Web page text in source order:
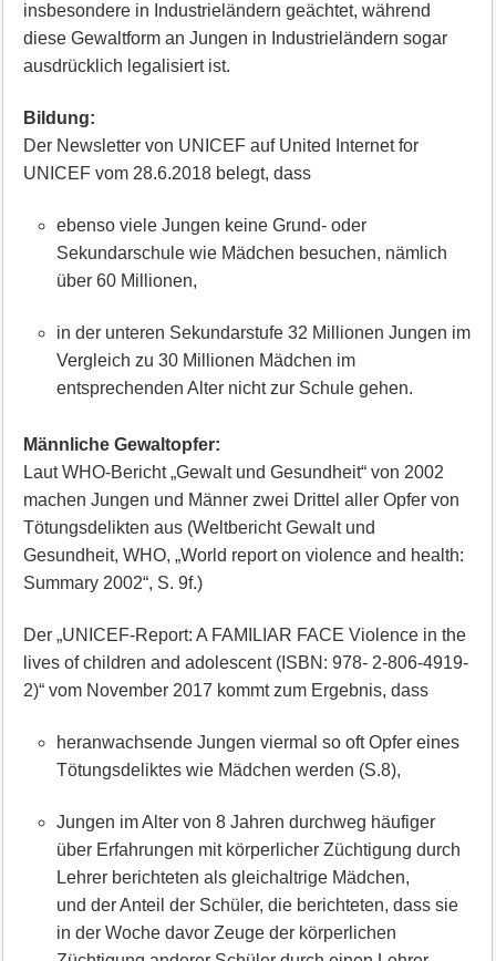
insbesondere in Industrieländern geächtet, während
diese Gewaltform an Jungen in Industrieländern sogar
ausdrücklich legalisiert ist.
Bildung:
Der Newsletter von UNICEF auf United Internet for
UNICEF vom 28.6.2018 belegt, dass
ebenso viele Jungen keine Grund- oder
Sekundarschule wie Mädchen besuchen, nämlich
über 60 Millionen,
in der unteren Sekundarstufe 32 Millionen Jungen im
Vergleich zu 30 Millionen Mädchen im
entsprechenden Alter nicht zur Schule gehen.
Männliche Gewaltopfer:
Laut WHO-Bericht „Gewalt und Gesundheit“ von 2002
machen Jungen und Männer zwei Drittel aller Opfer von
Tötungsdelikten aus (Weltbericht Gewalt und
Gesundheit, WHO, „World report on violence and health:
Summary 2002“, S. 9f.)
Der „UNICEF-Report: A FAMILIAR FACE Violence in the
lives of children and adolescent (ISBN: 978- 2-806-4919-
2)“ vom November 2017 kommt zum Ergebnis, dass
heranwachsende Jungen viermal so oft Opfer eines
Tötungsdeliktes wie Mädchen werden (S.8),
Jungen im Alter von 8 Jahren durchweg häufiger
über Erfahrungen mit körperlicher Züchtigung durch
Lehrer berichteten als gleichaltrige Mädchen,
und der Anteil der Schüler, die berichteten, dass sie
in der Woche davor Zeuge der körperlichen